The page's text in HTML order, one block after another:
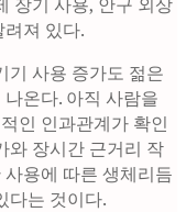
져 있다.
기 사용 증가도 젊은
온다. 아직 사람을
인 인과관계가 확인
와 장시간 근거리 작
용에 따른 생체리듬
다는 것이다.